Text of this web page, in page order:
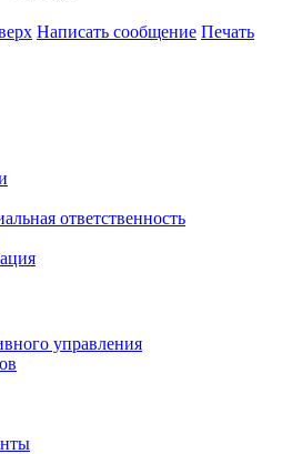
Написать сообщение Печать
ответственность
управления